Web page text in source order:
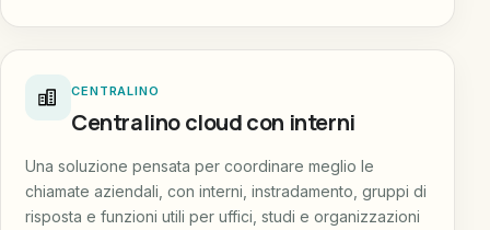
CENTRALINO
Centralino cloud con interni
Una soluzione pensata per coordinare meglio le
chiamate aziendali, con interni, instradamento, gruppi di
risposta e funzioni utili per uffici, studi e organizzazioni